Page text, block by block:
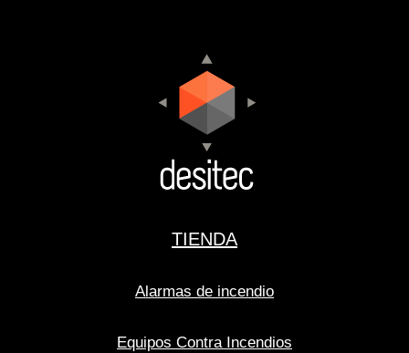
TIENDA
Alarmas de incendio
Equipos Contra Incendios